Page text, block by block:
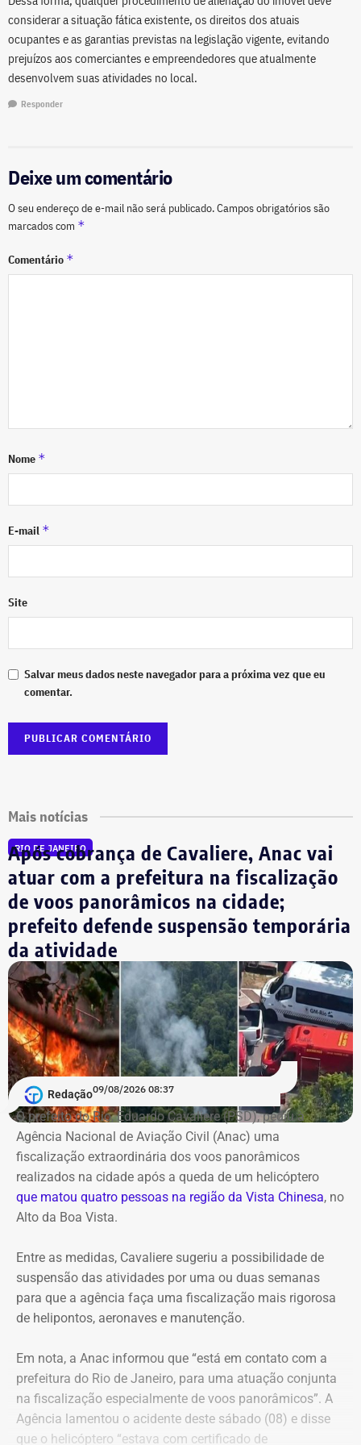
considerar a situação fática existente, os direitos dos atuais
ocupantes e as garantias previstas na legislação vigente, evitando
prejuízos aos comerciantes e empreendedores que atualmente
desenvolvem suas atividades no local.
Responder
Deixe um comentário
O seu endereço de e-mail não será publicado.Campos obrigatórios são
marcados com *
Comentário *
Nome *
E-mail *
Site
Salvar meus dados neste navegador para a próxima vez que eu
comentar.
Mais notícias
RIO DE JANEIRO
Após cobrança de Cavaliere, Anac vai
atuar com a prefeitura na fiscalização
de voos panorâmicos na cidade;
prefeito defende suspensão temporária
da atividade
Redação09/08/2026 08:37
O prefeito do Rio, Eduardo Cavaliere (PSD), pediu à
Agência Nacional de Aviação Civil (Anac) uma
fiscalização extraordinária dos voos panorâmicos
realizados na cidade após a queda de um helicóptero
que matou quatro pessoas na região da Vista Chinesa, no
Alto da Boa Vista.
Entre as medidas, Cavaliere sugeriu a possibilidade de
suspensão das atividades por uma ou duas semanas
para que a agência faça uma fiscalização mais rigorosa
de helipontos, aeronaves e manutenção.
Em nota, a Anac informou que “está em contato com a
prefeitura do Rio de Janeiro, para uma atuação conjunta
na fiscalização especialmente de voos panorâmicos”. A
Agência lamentou o acidente deste sábado (08) e disse
que o helicóptero “estava com certificado de